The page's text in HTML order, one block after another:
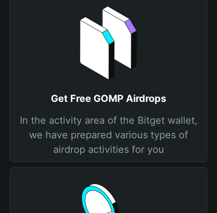
Get Free GOMP Airdrops
In the activity area of the Bitget wallet,
we have prepared various types of
airdrop activities for you